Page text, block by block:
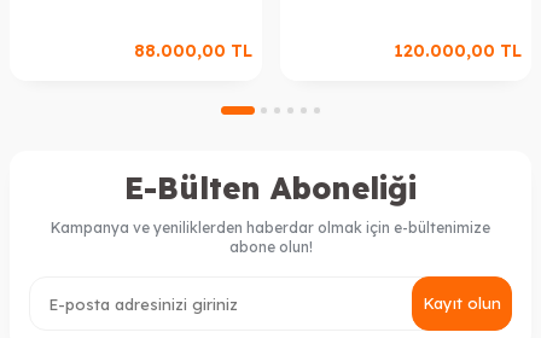
88.000,00 TL 120.000,00 TL
E-Bülten Aboneliği
Kampanya ve yeniliklerden haberdar olmak için e-bültenimize
abone olun!
Kayıt olun